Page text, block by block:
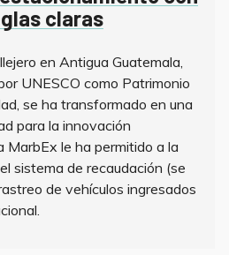
claras
en Antigua Guatemala,
UNESCO como Patrimonio
se ha transformado en una
para la innovación
MarbEx le ha permitido a la
sistema de recaudación (se
de vehículos ingresados